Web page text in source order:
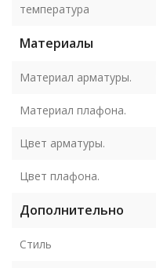
температура
Материалы
Материал арматуры.
Материал плафона.
Цвет арматуры.
Цвет плафона.
Дополнительно
Стиль